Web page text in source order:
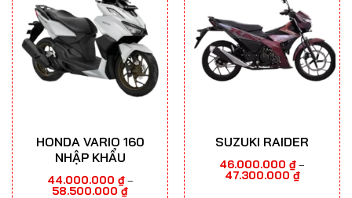
HONDA VARIO 160
NHẬP KHẨU
44.000.000 ₫ –
58.500.000₫Khoảng
SUZUKI RAIDER
46.000.000 ₫ –
47.300.000₫Khoảng
giá: